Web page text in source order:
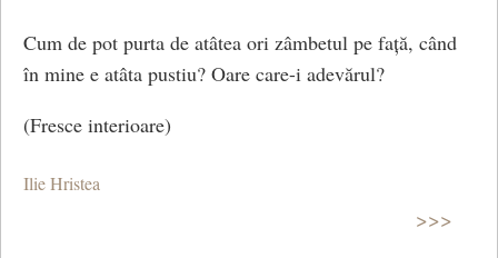
Cum de pot purta de atâtea ori zâmbetul pe față, când
în mine e atâta pustiu? Oare care-i adevărul?
(Fresce interioare)
Ilie Hristea
>>>